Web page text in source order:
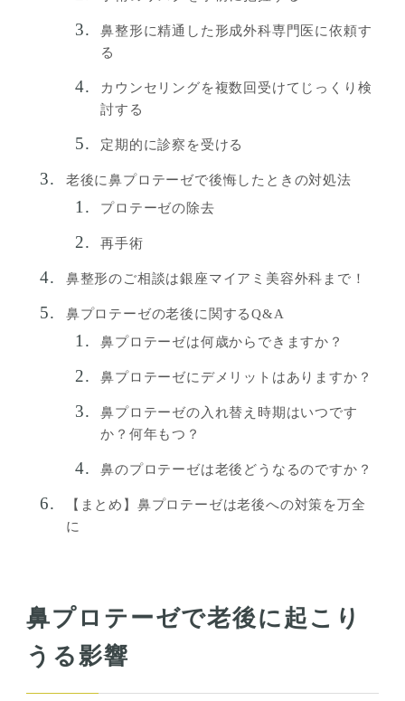
鼻整形に精通した形成外科専門医に依頼す
る
カウンセリングを複数回受けてじっくり検
討する
定期的に診察を受ける
老後に鼻プロテーゼで後悔したときの対処法
プロテーゼの除去
再手術
鼻整形のご相談は銀座マイアミ美容外科まで！
鼻プロテーゼの老後に関するQ&A
鼻プロテーゼは何歳からできますか？
鼻プロテーゼにデメリットはありますか？
鼻プロテーゼの入れ替え時期はいつです
か？何年もつ？
鼻のプロテーゼは老後どうなるのですか？
【まとめ】鼻プロテーゼは老後への対策を万全
に
鼻プロテーゼで老後に起こり
うる影響